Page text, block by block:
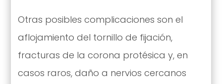
Otras posibles complicaciones son el
aflojamiento del tornillo de fijación,
fracturas de la corona protésica y, en
casos raros, daño a nervios cercanos